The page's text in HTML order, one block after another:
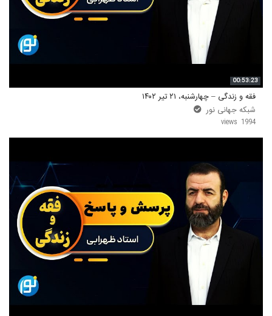
00:53:23
فقه و زندگی – چهارشنبه، ۲۱ تیر ۱۴۰۲
شبکه جهانی نور
1994 views